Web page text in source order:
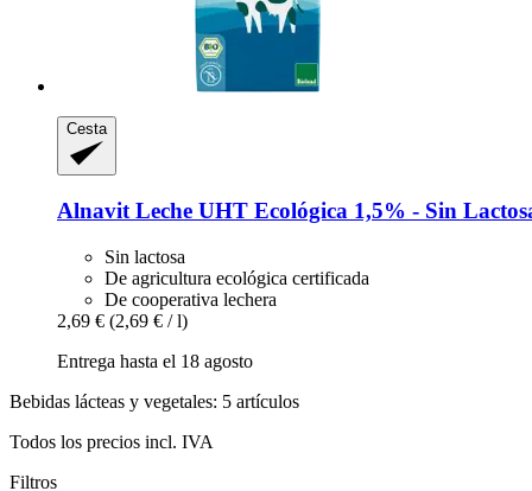
Cesta
Alnavit Leche UHT Ecológica 1,5% -​ Sin
Sin lactosa
De agricultura ecológica certificada
De cooperativa lechera
2,69 € (2,69 € / l)
Entrega hasta el 18 agosto
Bebidas lácteas y vegetales: 5 artículos
Todos los precios incl. IVA
Filtros